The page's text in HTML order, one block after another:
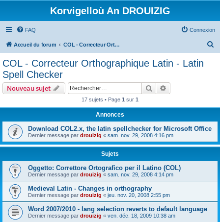
Korvigelloù An DROUIZIG
FAQ Connexion
Accueil du forum COL - Correcteur Orthographique Latin - Latin Spell Checker
COL - Correcteur Orthographique Latin - Latin
Spell Checker
Nouveau sujet Rechercher
17 sujets • Page 1 sur 1
Annonces
Download COL2.x, the latin spellchecker for Microsoft Office
Dernier message par drouizig « sam. nov. 29, 2008 4:16 pm
Sujets
Oggetto: Correttore Ortografico per il Latino (COL)
Dernier message par drouizig « sam. nov. 29, 2008 4:14 pm
Medieval Latin - Changes in orthography
Dernier message par drouizig « jeu. nov. 20, 2008 2:55 pm
Word 2007/2010 - lang selection reverts to default language
Dernier message par drouizig « ven. déc. 18, 2009 10:38 am